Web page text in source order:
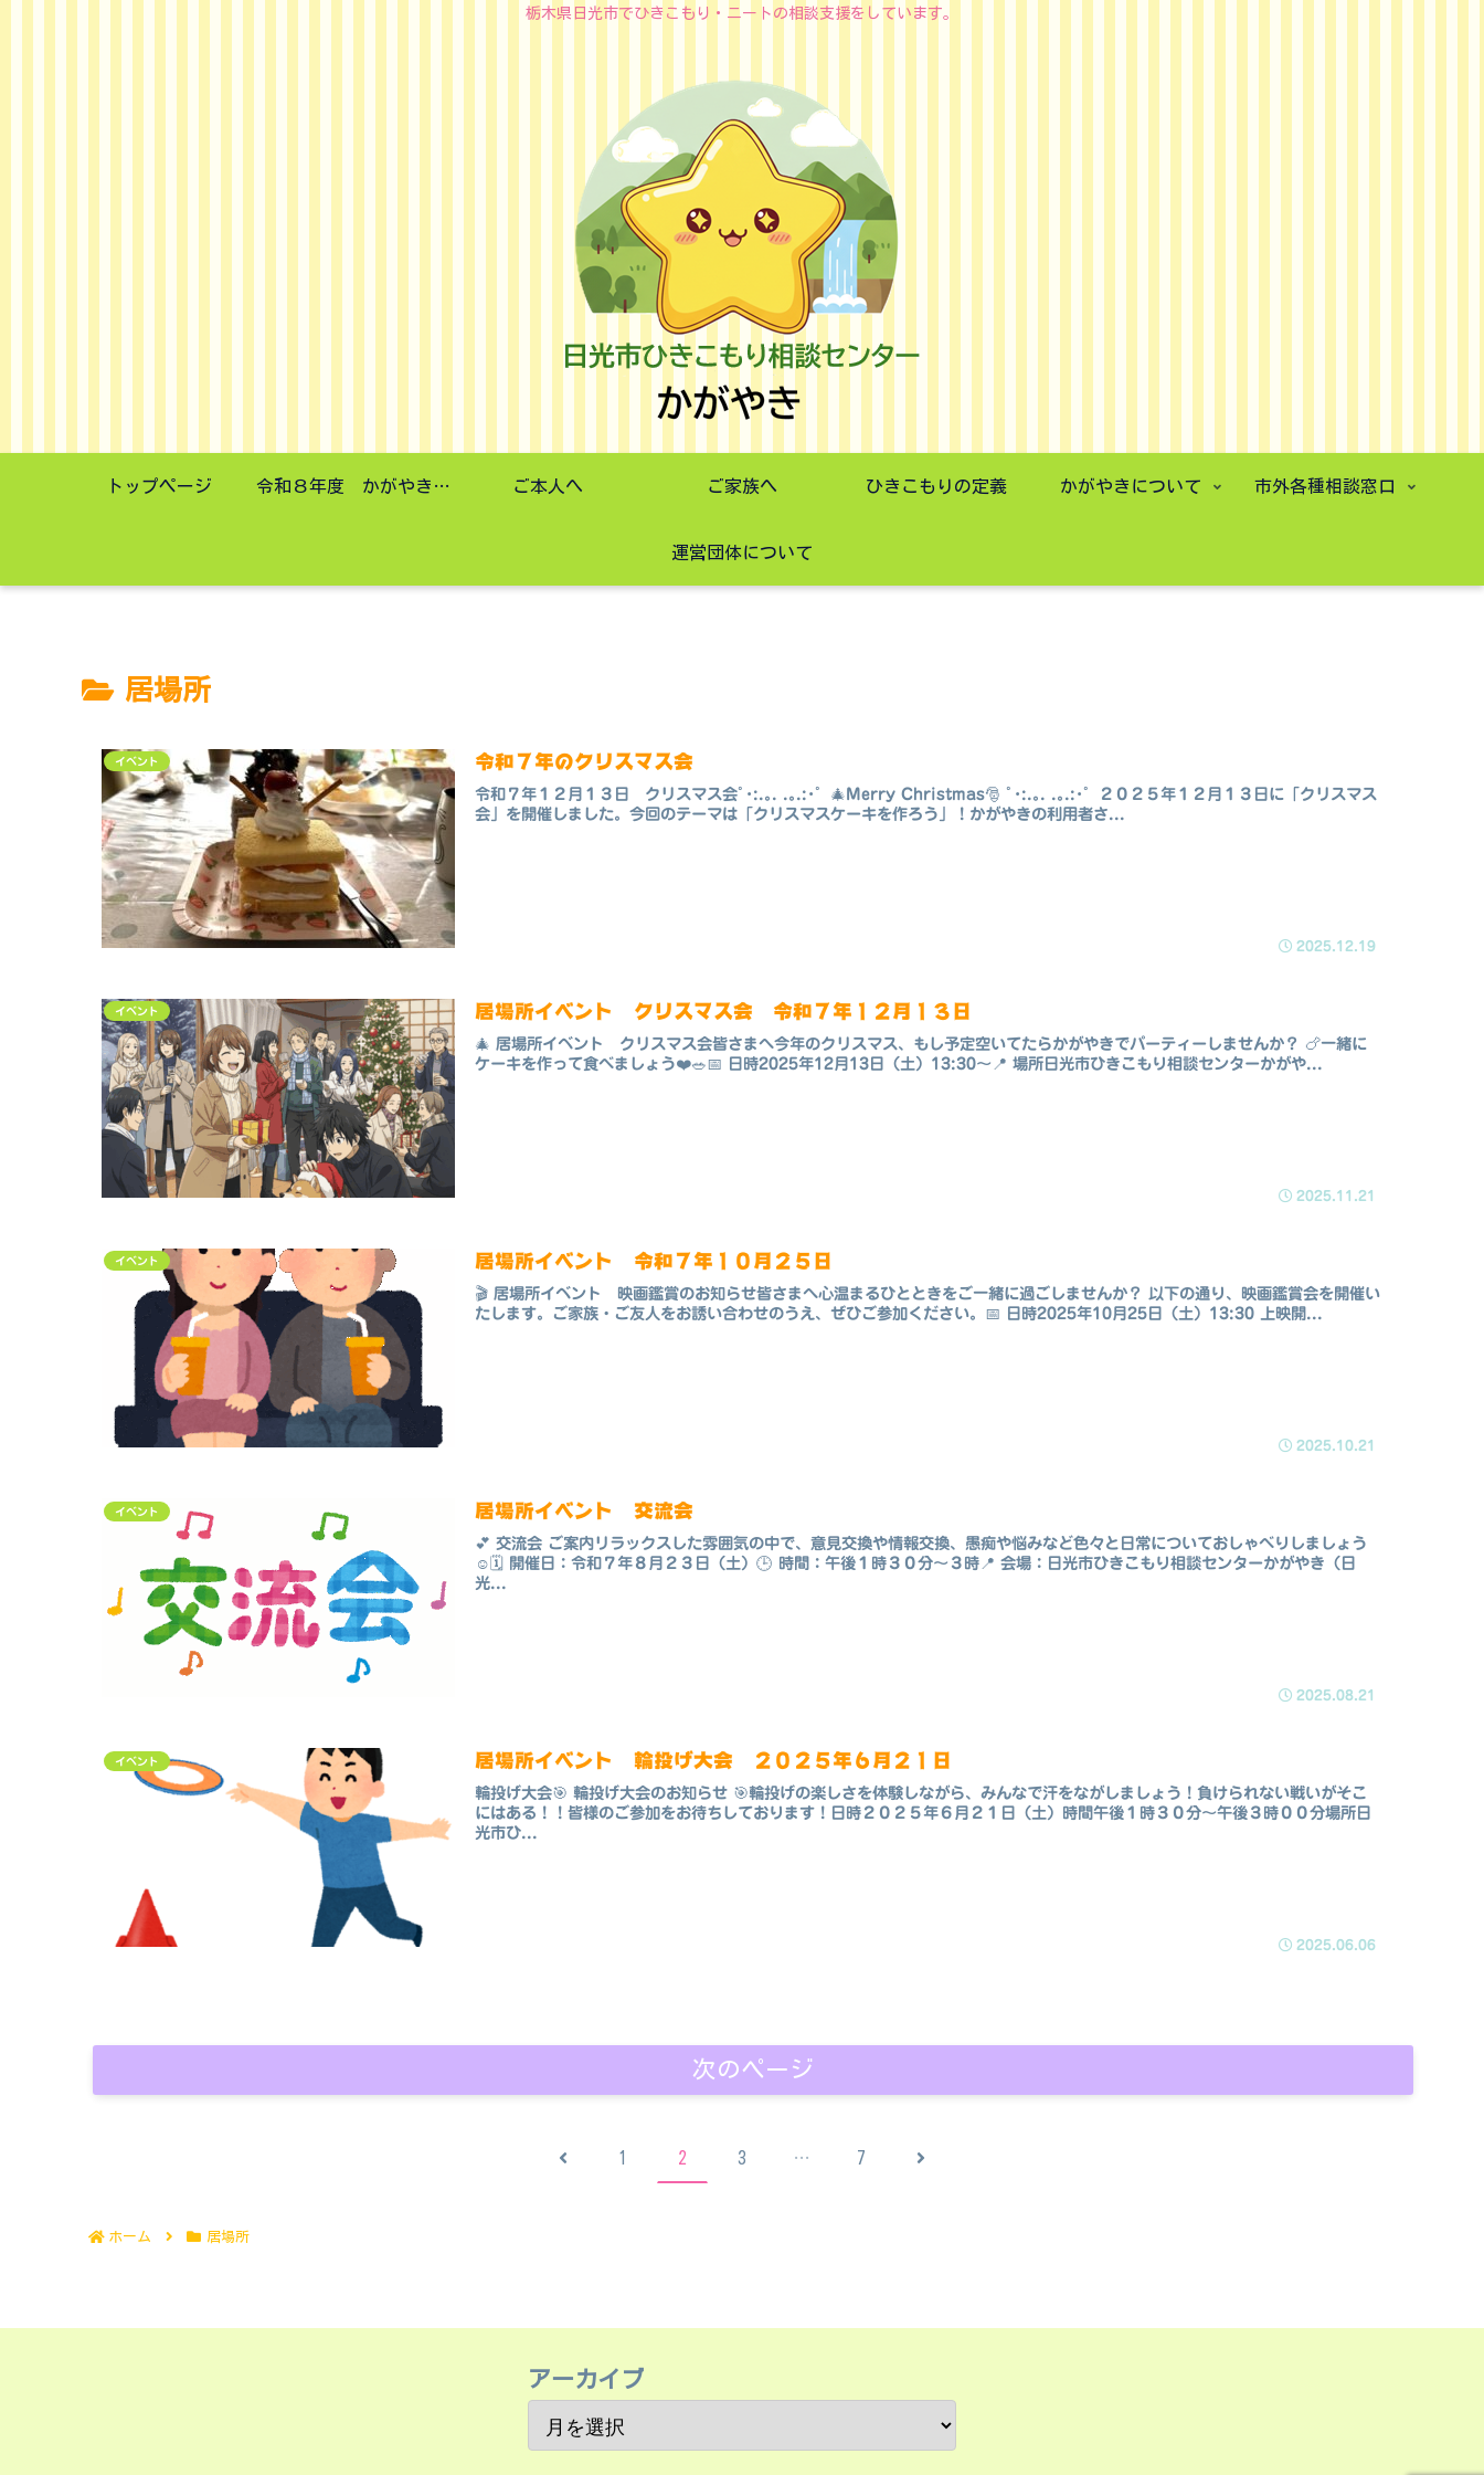
栃木県日光市でひきこもり・ニートの相談支援をしています。
トップページ 令和８年度 かがやき講演会申し込みフォーム ご本人へ ご家族へ ひきこもりの定義 かがやきについて 市外各種相談窓口
運営団体について
居場所
イベント 令和７年のクリスマス会
令和７年１２月１３日 クリスマス会ﾟ･:.｡. .｡.:･゜🎄Merry Christmas🎅 ﾟ･:.｡. .｡.:･゜２０２５年１２月１３日に「クリスマス
会」を開催しました。今回のテーマは「クリスマスケーキを作ろう」！かがやきの利用者さ...
2025.12.19
イベント 居場所イベント クリスマス会 令和７年１２月１３日
🎄 居場所イベント クリスマス会皆さまへ今年のクリスマス、もし予定空いてたらかがやきでパーティーしませんか？ 🍗一緒に
ケーキを作って食べましょう❤️🥗📅 日時2025年12月13日（土）13:30～📍 場所日光市ひきこもり相談センターかがや...
2025.11.21
イベント 居場所イベント 令和７年１０月２５日
🎬 居場所イベント 映画鑑賞のお知らせ皆さまへ心温まるひとときをご一緒に過ごしませんか？ 以下の通り、映画鑑賞会を開催い
たします。ご家族・ご友人をお誘い合わせのうえ、ぜひご参加ください。📅 日時2025年10月25日（土）13:30 上映開...
2025.10.21
イベント 居場所イベント 交流会
💕 交流会 ご案内リラックスした雰囲気の中で、意見交換や情報交換、愚痴や悩みなど色々と日常についておしゃべりしましょう
☺️🗓 開催日：令和７年８月２３日（土）🕒 時間：午後１時３０分〜３時📍 会場：日光市ひきこもり相談センターかがやき（日
光...
2025.08.21
イベント 居場所イベント 輪投げ大会 ２０２５年６月２１日
輪投げ大会🎯 輪投げ大会のお知らせ 🎯輪投げの楽しさを体験しながら、みんなで汗をながしましょう！負けられない戦いがそこ
にはある！！皆様のご参加をお待ちしております！日時２０２５年６月２１日（土）時間午後１時３０分～午後３時００分場所日
光市ひ...
2025.06.06
次のページ
前 1 2 3 … 7 次
ホーム 居場所
アーカイブ